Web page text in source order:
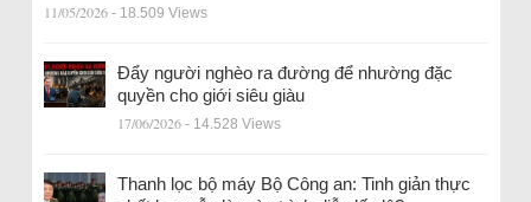
11/05/2026 - 18.509 Views
Đẩy người nghèo ra đường để nhường đặc
quyền cho giới siêu giàu
17/06/2026 - 14.528 Views
Thanh lọc bộ máy Bộ Công an: Tinh giản thực